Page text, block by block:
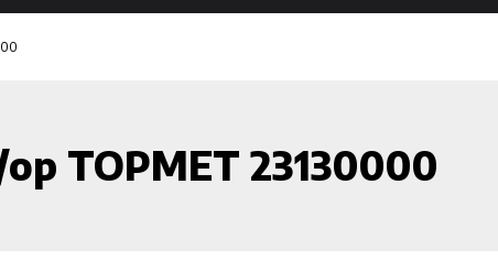
TOPMET 23130000